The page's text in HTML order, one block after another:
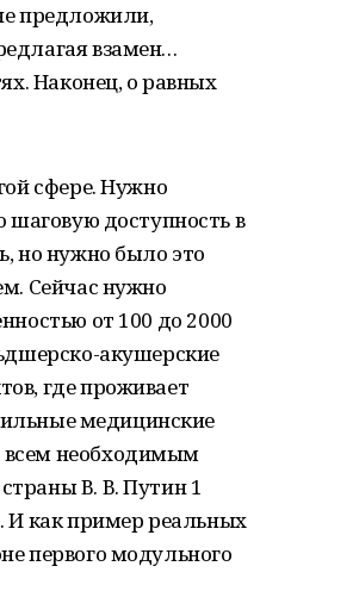
предложили,
взамен…
Наконец, о равных
сфере. Нужно
шаговую доступность в
но нужно было это
Сейчас нужно
от 100 до 2000
акушерские
где проживает
медицинские
всем необходимым
В. В. Путин 1
И как пример реальных
первого модульного